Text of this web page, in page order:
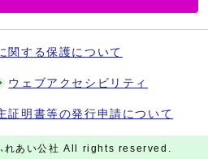
関する保護について
ウェブアクセシビリティ
証明書等の発行申請について
れあい公社 All rights reserved.